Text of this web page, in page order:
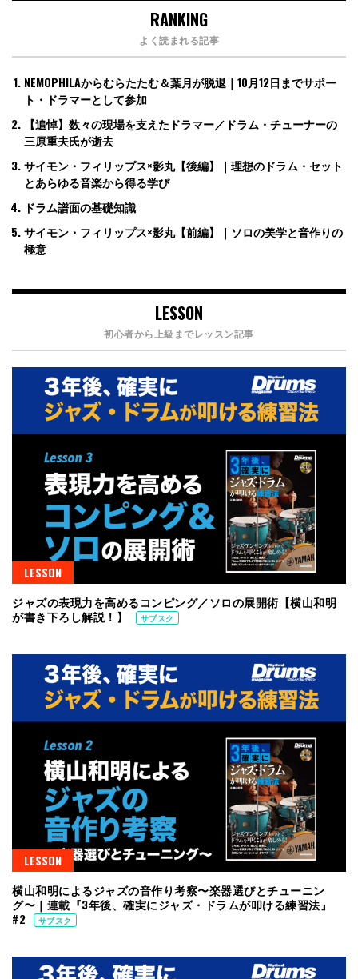
RANKING
よく読まれる記事
NEMOPHILAからむらたたむ＆葉月が脱退｜10月12日までサポー
ト・ドラマーとして参加
【追悼】数々の現場を支えたドラマー／ドラム・チューナーの
三原重夫氏が逝去
サイモン・フィリップス×影丸【後編】｜理想のドラム・セット
とあらゆる音楽から得る学び
ドラム譜面の基礎知識
サイモン・フィリップス×影丸【前編】｜ソロの美学と音作りの
極意
LESSON
初心者から上級までレッスン記事
LESSON
ジャズの表現力を高めるコンピング／ソロの展開術【横山和明
が書き下ろし解説！】
サブスク
LESSON
横山和明によるジャズの音作り考察〜楽器選びとチューニン
グ〜｜連載『3年後、確実にジャズ・ドラムが叩ける練習法』
#2
サブスク